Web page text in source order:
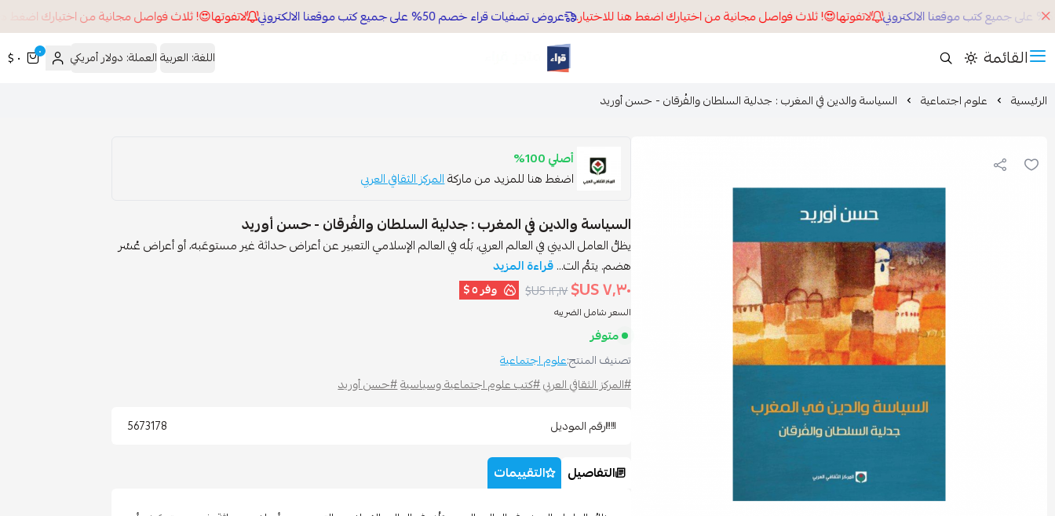
لاتفوتها😍! ثلاث فواصل مجانية من اختيارك اضغط هنا للاختيار. عروض تصفيات قراء خصم 50% على جميع كتب موقعنا الالكتروني لاتفوتها😍! ثلاث فواصل مجانية من اختيارك اضغط هنا
القائمة قراء اللغة: العربيةالعملة: دولار أمريكي ٠ ٠ $
الرئيسية علوم اجتماعية السياسة والدين في المغرب : جدلية السلطان والفُرقان - حسن أوريد
أصلي 100%
اضغط هنا للمزيد من ماركةالمركز الثقافي العربي
السياسة والدين في المغرب : جدلية السلطان والفُرقان - حسن أوريد
يظلُّ العامل الديني في العالم العربي، بَلْه في العالم الإسلامي التعبير عن أعراض حداثة غير مستوعَبه، أو أعراض عُسْر
هضم. يتمُّ الت...قراءة المزيد
٧٫٣٠ US$ ١٢٫١٧ US$ وفر٥ $
السعر شامل الضريبه
متوفر
تصنيف المنتج:علوم اجتماعية
#المركز الثقافي العربي#كتب علوم اجتماعية وسياسية#حسن أوريد
رقم الموديل 5673178
التفاصيل التقييمات